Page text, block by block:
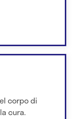
corpo di
cura.